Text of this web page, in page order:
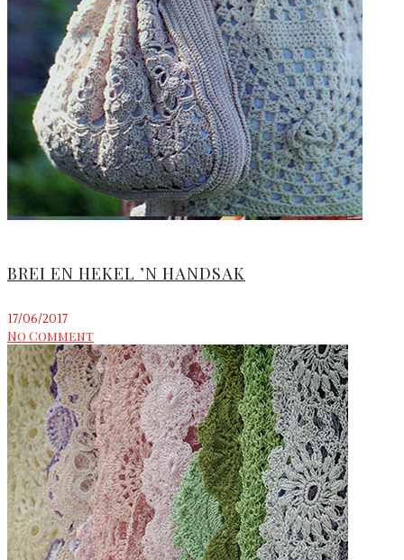
BREI EN HEKEL ’N HANDSAK
17/06/2017
No Comment